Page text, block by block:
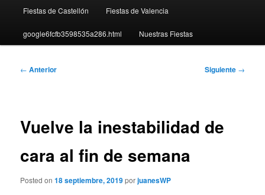
Fiestas de Castellón Fiestas de Valencia
google6fcfb3598535a286.html Nuestras Fiestas
Navegación
← Anterior Siguiente →
Vuelve la inestabilidad de
cara al fin de semana
Posted on18 septiembre, 2019porjuanesWP